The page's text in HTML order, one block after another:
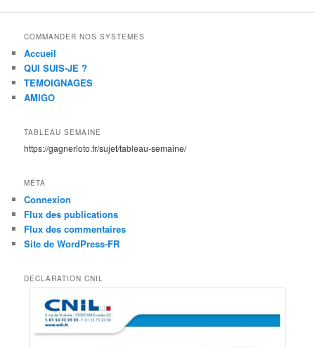
COMMANDER NOS SYSTEMES
Accueil
QUI SUIS-JE ?
TEMOIGNAGES
AMIGO
TABLEAU SEMAINE
https://gagnerloto.fr/sujet/tableau-semaine/
MÉTA
Connexion
Flux des publications
Flux des commentaires
Site de WordPress-FR
DECLARATION CNIL